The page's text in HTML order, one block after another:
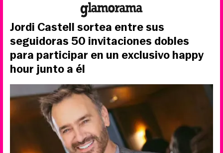
Jordi Castell sortea entre sus
seguidoras 50 invitaciones dobles
para participar en un exclusivo happy
hour junto a él